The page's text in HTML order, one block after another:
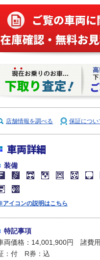
店舗情報を調べる 保証につい
車両詳細
装備
アイコンの説明はこちら
特記事項
両価格：14,001,900円 諸費
：付 R券：込